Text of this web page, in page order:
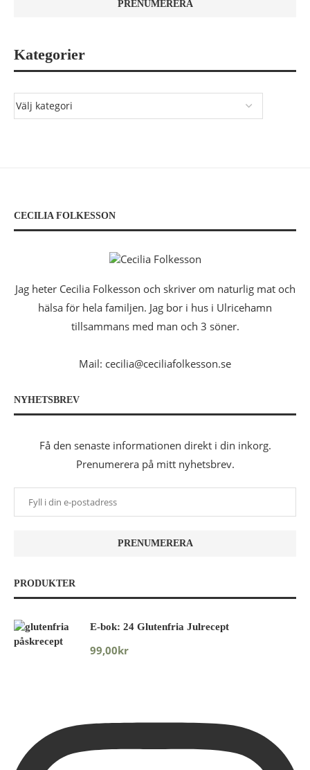
Kategorier
CECILIA FOLKESSON
Jag heter Cecilia Folkesson och skriver om naturlig mat och
hälsa för hela familjen. Jag bor i hus i Ulricehamn
tillsammans med man och 3 söner.
Mail: cecilia@ceciliafolkesson.se
NYHETSBREV
Få den senaste informationen direkt i din inkorg.
Prenumerera på mitt nyhetsbrev.
PRODUKTER
E-bok: 24 Glutenfria Julrecept
99,00kr